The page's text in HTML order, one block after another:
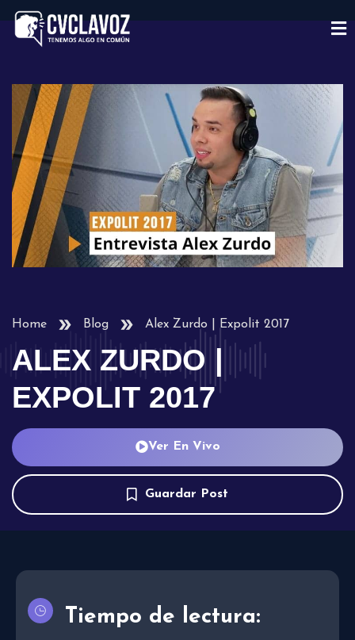
Home Blog Alex Zurdo | Expolit 2017
ALEX ZURDO |
EXPOLIT 2017
Ver En Vivo
Guardar Post
Tiempo de lectura: